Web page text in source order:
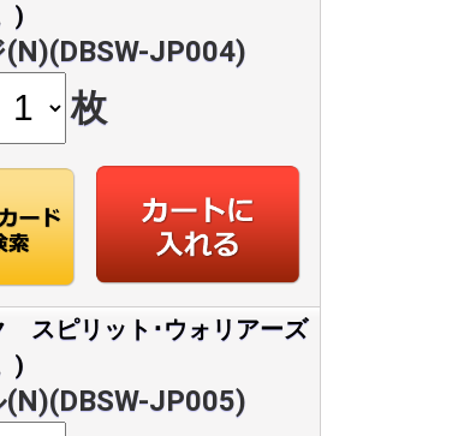
)
JP004)
枚
スピリット･ウォリアーズ
)
JP005)